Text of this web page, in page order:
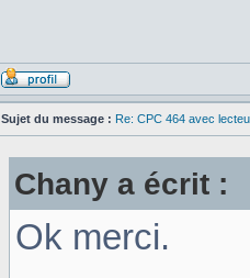
Sujet du message : Re: CPC 464 avec
Chany a écrit :
Ok merci.